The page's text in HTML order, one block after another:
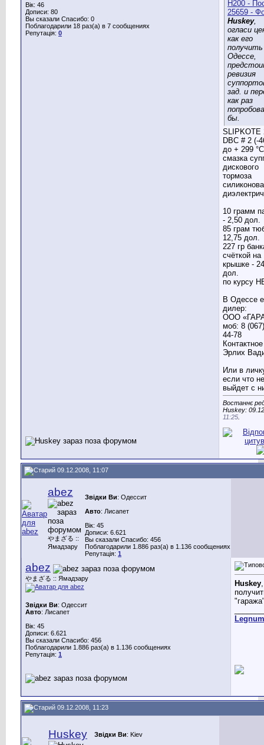
Вік: 46
Дописи: 80
Вы сказали Спасибо: 0
Поблагодарили 18 раз(а) в 7 сообщениях
Репутація: 0
Huskey,
огласи
как его
Одессе,
ревизия
зад. и
как раз
бы.
SLIPKOTE
DBC # 2 (-
до + 299
смазка
дискового
тормоза
10 грамм
- 2,50 дол.
85 грам
12,75 дол.
227 гр
счёткой на
крышке -
дол.
по курсу
В Одессе
дилер:
ООО
моб: 8
44-78
Эрлих
Или в
если что не
выйдет с
Востаннє
Huskey:
11:25
09.12.2008, 11:07
abez
やまざる ::
Ямадзару
Звідки Ви: Одессит
Авто: Лисапет
Вік: 45
Дописи: 6.621
Вы сказали Спасибо: 456
Поблагодарили 1.886 раз(а) в 1.136 сообщениях
Репутація: 1
abez
やまざる :: Ямадзару
Звідки Ви: Одессит
Авто: Лисапет
Вік: 45
Дописи: 6.621
Вы сказали Спасибо: 456
Поблагодарили 1.886 раз(а) в 1.136 сообщениях
Репутація: 1
Huskey
Legnum
09.12.2008, 11:23
Huskey Звідки Ви: Kiev